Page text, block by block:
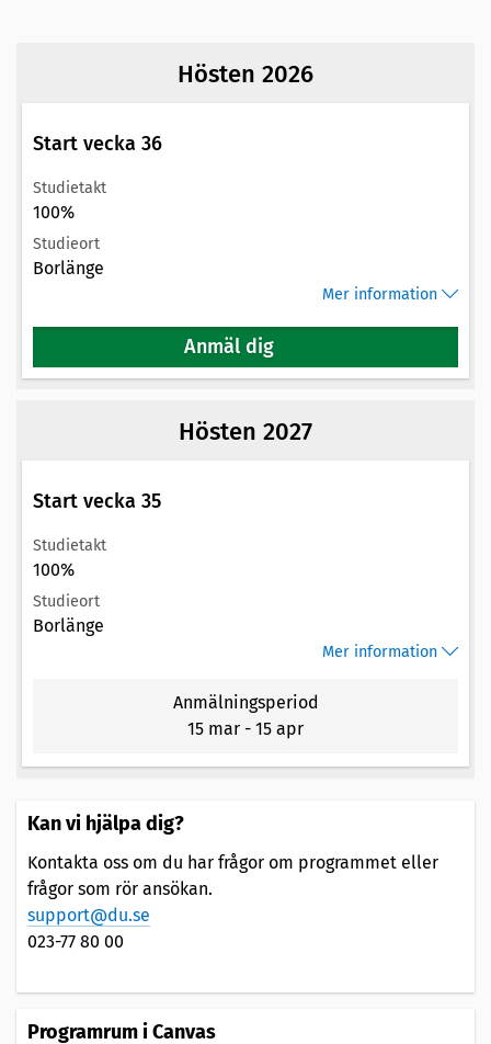
Hösten 2026
Start vecka 36
Studietakt
100%
Studieort
Borlänge
Mer information
Anmäl dig
Hösten 2027
Start vecka 35
Studietakt
100%
Studieort
Borlänge
Mer information
Anmälningsperiod
15 mar - 15 apr
Kan vi hjälpa dig?
Kontakta oss om du har frågor om programmet eller
frågor som rör ansökan.
support@du.se
023-77 80 00
Programrum i Canvas